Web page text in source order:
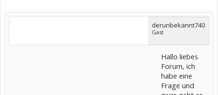
derunbekannt740
Gast
Hallo liebes
Forum, ich
habe eine
Frage und